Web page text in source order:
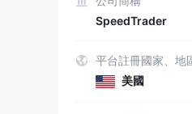
9
SpeedTrader
平台註冊國家、地
美國